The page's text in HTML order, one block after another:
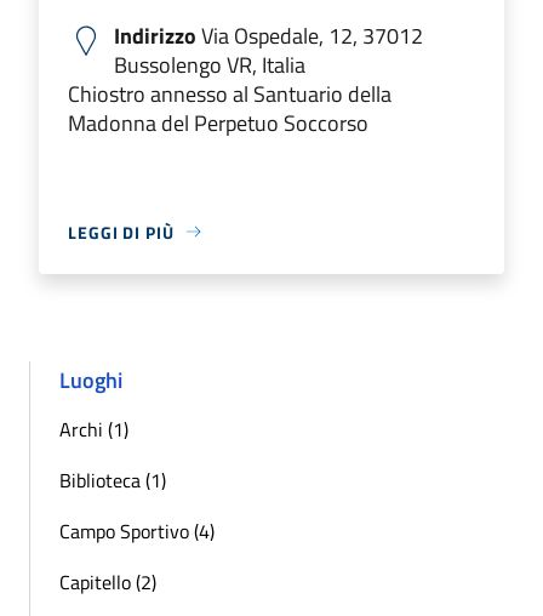
IndirizzoVia Ospedale, 12, 37012
Bussolengo VR, Italia
Chiostro annesso al Santuario della
Madonna del Perpetuo Soccorso
LEGGI DI PIÙ
Luoghi
Archi (1)
Biblioteca (1)
Campo Sportivo (4)
Capitello (2)